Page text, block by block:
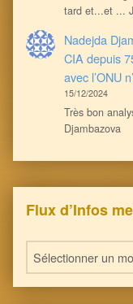
tard et...et ...
Nadejda
CIA depuis
avec l’ONU
15/12/2024
Très bon
Djambazova
Flux d’Infos
Flux d’Infos mensuel